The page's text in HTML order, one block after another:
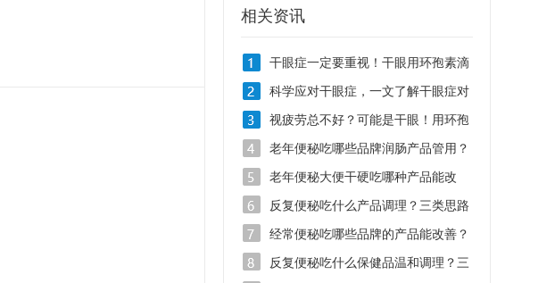
相关资讯
干眼症一定要重视！干眼用环孢素滴
眼液Ⅱ可以吗？
科学应对干眼症，一文了解干眼症对
症治疗用什么眼药水？
视疲劳总不好？可能是干眼！用环孢
素滴眼液Ⅱ效果好不好？
老年便秘吃哪些品牌润肠产品管用？
按类型选更靠谱
老年便秘大便干硬吃哪种产品能改
善？
反复便秘吃什么产品调理？三类思路
对照
经常便秘吃哪些品牌的产品能改善？
按类型选不踩坑
反复便秘吃什么保健品温和调理？三